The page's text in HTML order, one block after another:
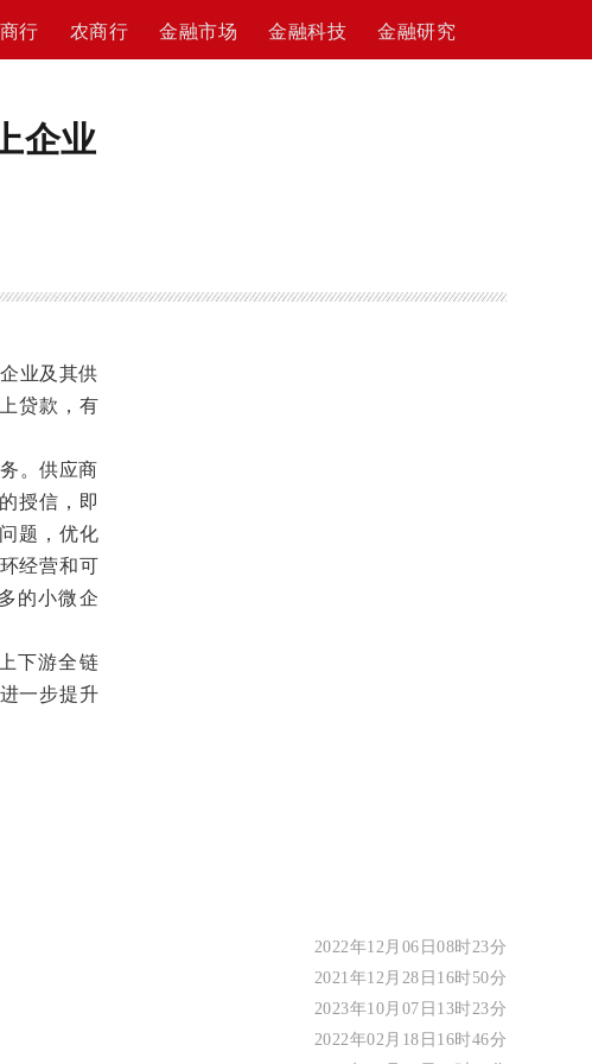
行 农商行 金融市场 金融科技 金融研究
企业
业及其供
贷款，有
。供应商
授信，即
题，优化
经营和可
的小微企
下游全链
一步提升
2022年12月06日08时23分
2021年12月28日16时50分
2023年10月07日13时23分
2022年02月18日16时46分